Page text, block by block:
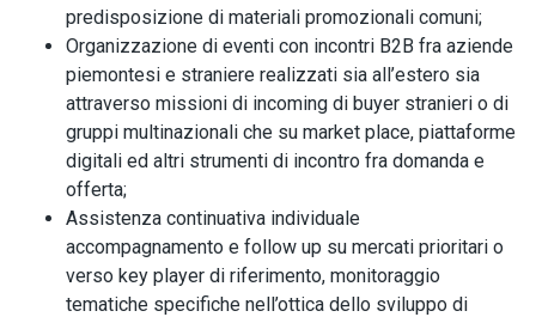
predisposizione di materiali promozionali comuni;
Organizzazione di eventi con incontri B2B fra aziende
piemontesi e straniere realizzati sia all’estero sia
attraverso missioni di incoming di buyer stranieri o di
gruppi multinazionali che su market place, piattaforme
digitali ed altri strumenti di incontro fra domanda e
offerta;
Assistenza continuativa individuale
accompagnamento e follow up su mercati prioritari o
verso key player di riferimento, monitoraggio
tematiche specifiche nell’ottica dello sviluppo di